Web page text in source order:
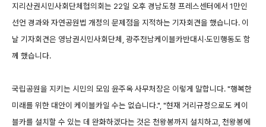
지리산권시민사회단체협의회는 22일 오후 경남도청 프레스센터에서 1만인
선언 경과와 자연공원법 개정의 문제점을 지적하는 기자회견을 했습니다. 이
날 기자회견은 영남권시민사회단체, 광주전남케이블카반대시·도민행동도 함
께 했습니다.
국립공원을 지키는 시민의 모임 윤주옥 사무처장은 이렇게 말합니다. "행복한
미래를 위한 대안이 케이블카일 수는 없습니다.", "현재 거리규정으로도 케이
블카를 설치할 수 있는 데 완화하겠다는 것은 천왕봉까지 설치하고, 천왕봉에